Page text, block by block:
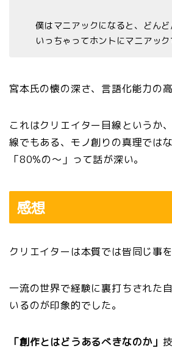
僕はマニアックになると、どん
いっちゃってホントにマニアック
宮本氏の懐の深さ、言語化能力の
これはクリエイター目線というか
線でもある、モノ創りの真理では
「80%の～」って話が深い。
感想
クリエイターは本質では皆同じ事
一流の世界で経験に裏打ちされた
いるのが印象的でした。
「創作とはどうあるべきなのか」